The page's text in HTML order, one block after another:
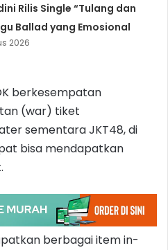
Rilis Single “Tulang dan
Ballad yang Emosional
2026
berkesempatan
(war) tiket
sementara JKT48, di
bisa mendapatkan
berbagai item in-